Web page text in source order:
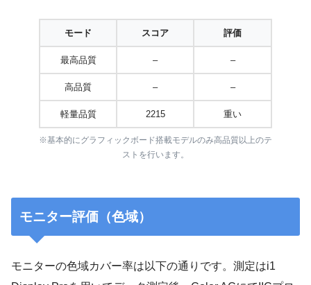
モード スコア 評価
最高品質 – –
高品質 – –
軽量品質 2215 重い
※基本的にグラフィックボード搭載モデルのみ高品質以上のテ
ストを行います。
モニター評価（色域）
モニターの色域カバー率は以下の通りです。測定はi1